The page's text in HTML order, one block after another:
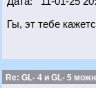
Гы, эт тебе
Re: GL- 4 и GL- 5